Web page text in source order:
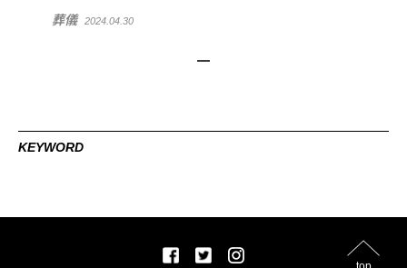
葬儀 2024.04.30
KEYWORD